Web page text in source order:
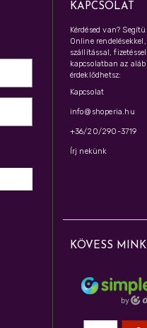
KAPCSOLAT
Kérdésed van?
Online
szállítással,
kapcsolatban az
érdeklődhetsz:
Kapcsolat
info@shoperia.hu
+36/20/290-3719
Írj nekünk
KÖVESS